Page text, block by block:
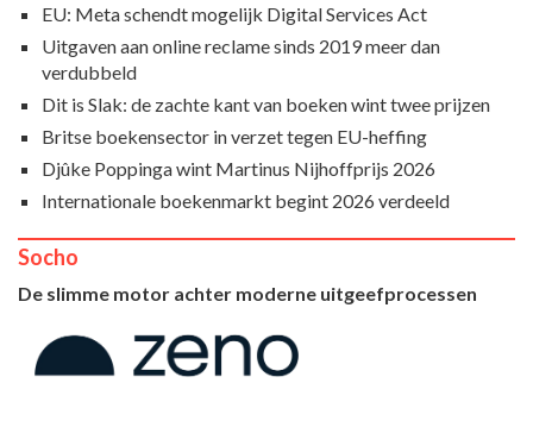
EU: Meta schendt mogelijk Digital Services Act
Uitgaven aan online reclame sinds 2019 meer dan
verdubbeld
Dit is Slak: de zachte kant van boeken wint twee prijzen
Britse boekensector in verzet tegen EU-heffing
Djûke Poppinga wint Martinus Nijhoffprijs 2026
Internationale boekenmarkt begint 2026 verdeeld
Socho
De slimme motor achter moderne uitgeefprocessen